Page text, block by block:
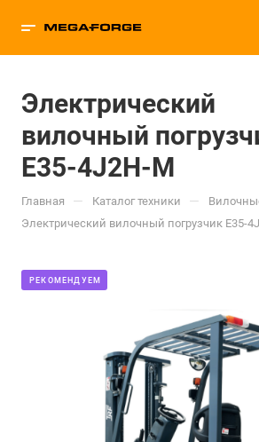
Электрический
вилочный
E35-4J2H-M
Главная — Каталог техники —
Электрический вилочный погрузчик E35-
РЕКОМЕНДУЕМ